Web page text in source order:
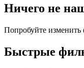
Ничего не
Попробуйте
Быстрые